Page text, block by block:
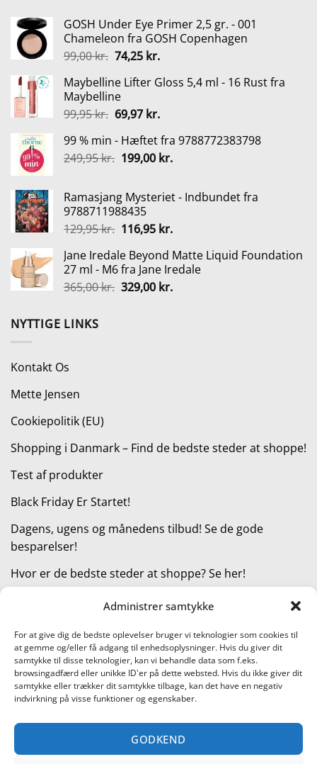
Administrer samtykke
For at give dig de bedste oplevelser bruger vi teknologier som cookies til
at gemme og/eller få adgang til enhedsoplysninger. Hvis du giver dit
samtykke til disse teknologier, kan vi behandle data som f.eks.
browsingadfærd eller unikke ID'er på dette websted. Hvis du ikke giver dit
samtykke eller trækker dit samtykke tilbage, kan det have en negativ
indvirkning på visse funktioner og egenskaber.
GODKEND
GOSH Under Eye Primer 2,5 gr. - 001
Chameleon fra GOSH Copenhagen
99,00kr. Den
pris
var:
99,00 kr..
74,25 kr.Den
pris
74,25 kr..
Maybelline Lifter Gloss 5,4 ml - 16 Rust fra
Maybelline
99,95kr. Den
pris
var:
69,97 kr.Den
pris
er:
99 % min - Hæftet fra 9788772383798
249,95kr. Den
var:
249,95 kr..
199,00 kr.Den
er:
Ramasjang Mysteriet - Indbundet fra
9788711988435
129,95kr. Den
pris
var:
129,95 kr..
116,95 kr.Den
pris
er:
116,95 kr..
Jane Iredale Beyond Matte Liquid Foundation
27 ml - M6 fra Jane Iredale
365,00kr. Den
329,00 kr.Den
NYTTIGE LINKS
Kontakt Os
Mette Jensen
Cookiepolitik (EU)
Shopping i Danmark – Find de bedste steder at shoppe!
Test af produkter
Black Friday Er Startet!
Dagens, ugens og månedens tilbud! Se de gode
besparelser!
Hvor er de bedste steder at shoppe? Se her!
Kategorier
Læs vores guide til online shopping
PayPal Stripe
On